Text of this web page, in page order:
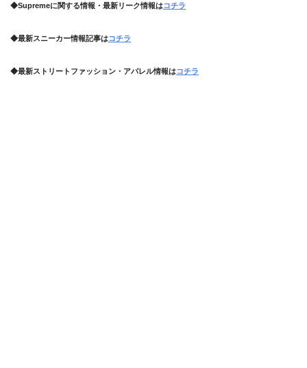
◆Supremeに関する情報・最新リーク情報はコチラ
◆最新スニーカー情報記事はコチラ
◆最新ストリートファッション・アパレル情報はコチラ